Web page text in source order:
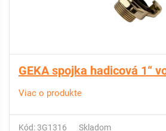
GEKA spojka hadicová 1“
Viac o produkte
Kód: 3G1316 Skladom